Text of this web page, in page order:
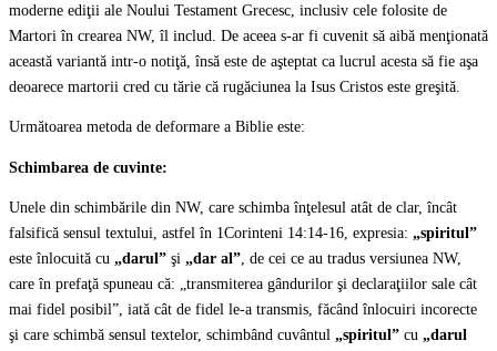
moderne ediţii ale Noului Testament Grecesc, inclusiv cele folosite de
Martori în crearea NW, îl includ. De aceea s-ar fi cuvenit să aibă menţionată
această variantă intr-o notiţă, însă este de aşteptat ca lucrul acesta să fie aşa
deoarece martorii cred cu tărie că rugăciunea la Isus Cristos este greşită.
Următoarea metoda de deformare a Biblie este:
Schimbarea de cuvinte:
Unele din schimbările din NW, care schimba înţelesul atât de clar, încât
falsifică sensul textului, astfel în 1Corinteni 14:14-16, expresia: „spiritul”
este înlocuită cu „darul” şi „dar al”, de cei ce au tradus versiunea NW,
care în prefaţă spuneau că: „transmiterea gândurilor şi declaraţiilor sale cât
mai fidel posibil”, iată cât de fidel le-a transmis, făcând înlocuiri incorecte
şi care schimbă sensul textelor, schimbând cuvântul „spiritul” cu „darul